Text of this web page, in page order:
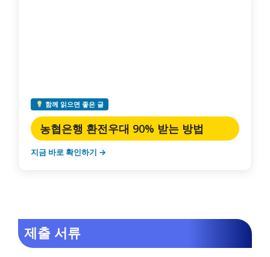
함께 읽으면 좋은 글
농협은행 환전우대 90% 받는 방법
지금 바로 확인하기 →
제출 서류